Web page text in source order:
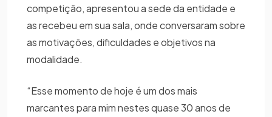
competição, apresentou a sede da entidade e
as recebeu em sua sala, onde conversaram sobre
as motivações, dificuldades e objetivos na
modalidade.
“Esse momento de hoje é um dos mais
marcantes para mim nestes quase 30 anos de